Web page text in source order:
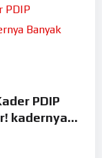
PDIP
kadernya